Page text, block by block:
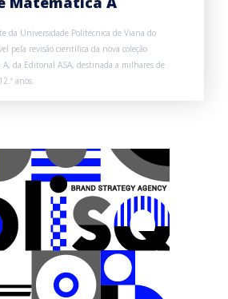
da Universidade Politécnica de Viana do
pela revisão científica da nova coleção
da Editorial ASA, destinada a milhares de
anos.